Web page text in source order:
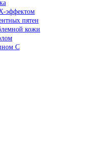
эффектом
пятен
кожи
С